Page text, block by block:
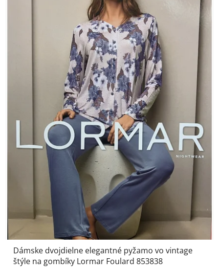
Dámske dvojdielne elegantné pyžamo vo vintage
štýle na gombíky Lormar Foulard 853838